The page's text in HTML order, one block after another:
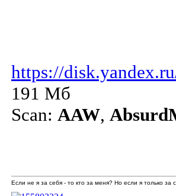
https://
191 Мб
Scan: AAW,
Если не я за себя - то кто за меня? Но если я только